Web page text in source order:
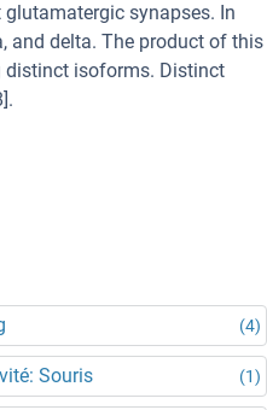
synapses. In
and delta. The product of this
distinct isoforms. Distinct
(4)
Souris (1)